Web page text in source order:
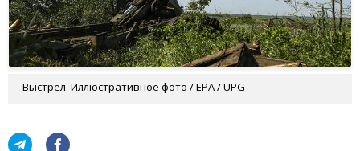
Выстрел. Иллюстративное фото / EPA / UPG